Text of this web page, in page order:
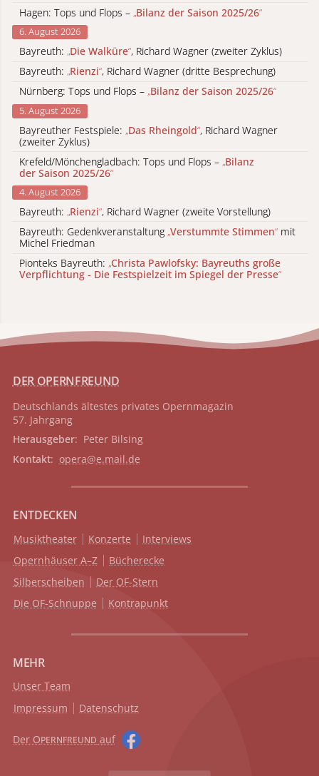
Hagen: Tops und Flops – „Bilanz der Saison 2025/26“
6. August 2026
Bayreuth: „Die Walküre“, Richard Wagner (zweiter Zyklus)
Bayreuth: „Rienzi“, Richard Wagner (dritte Besprechung)
Nürnberg: Tops und Flops – „Bilanz der Saison 2025/26“
5. August 2026
Bayreuther Festspiele: „Das Rheingold“, Richard Wagner
(zweiter Zyklus)
Krefeld/Mönchengladbach: Tops und Flops – „Bilanz
der Saison 2025/26“
4. August 2026
Bayreuth: „Rienzi“, Richard Wagner (zweite Vorstellung)
Bayreuth: Gedenkveranstaltung „Verstummte Stimmen“ mit
Michel Friedman
Pionteks Bayreuth: „Christa Pawlofsky: Bayreuths große
Verpflichtung - Die Festspielzeit im Spiegel der Presse“
DER OPERNFREUND
Deutschlands ältestes privates Opernmagazin
57. Jahrgang
Herausgeber: Peter Bilsing
Kontakt: opera@e.mail.de
ENTDECKEN
Musiktheater Konzerte
Interviews
Opernhäuser A–Z
Bücherecke
Silberscheiben
Der OF-Stern
Die OF-Schnuppe
Kontrapunkt
MEHR
Unser Team
Impressum
Datenschutz
Der OPERNFREUND auf